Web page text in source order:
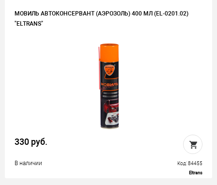
МОВИЛЬ АВТОКОНСЕРВАНТ (АЭРОЗОЛЬ) 400 МЛ (EL-0201.02)
"ELTRANS"
330 руб.
В наличии Код: 84455
Eltrans